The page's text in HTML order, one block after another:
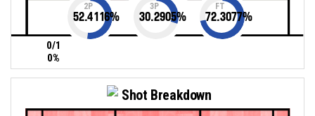
0/1
0%
2P
52.4116%
3P
30.2905%
FT
72.3077%
Shot Breakdown